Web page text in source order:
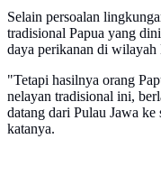
Selain persoalan
tradisional Papua yang
daya perikanan di wilayah
"Tetapi hasilnya orang
nelayan tradisional ini,
datang dari Pulau Jawa
katanya.